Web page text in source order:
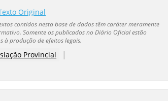
Original
contidos nesta base de dados têm caráter meramente
Somente os publicados no Diário Oficial estão
à produção de efeitos legais.
Provincial |